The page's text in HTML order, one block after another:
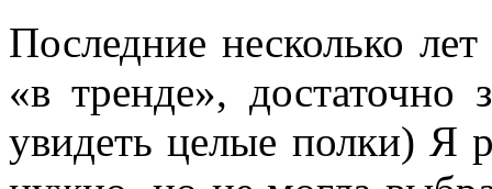
Последние несколько
«в тренде»,
увидеть целые полки) Я